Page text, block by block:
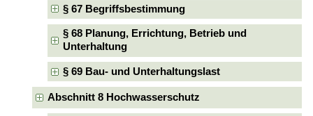
§ 67 Begriffsbestimmung
§ 68 Planung, Errichtung, Betrieb und
Unterhaltung
§ 69 Bau- und Unterhaltungslast
Abschnitt 8 Hochwasserschutz